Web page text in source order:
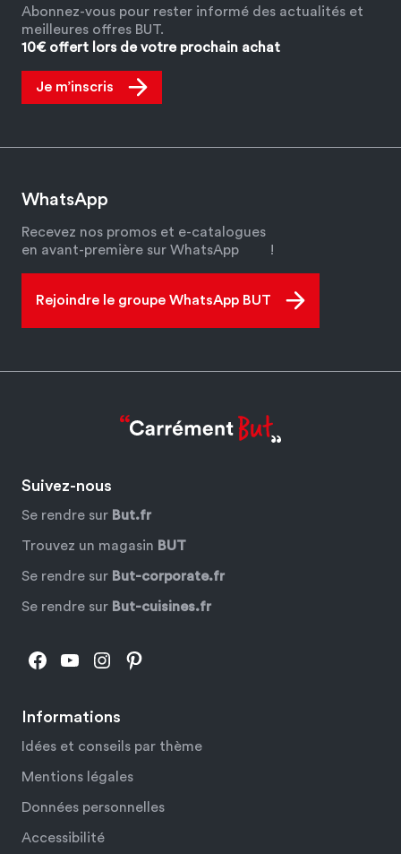
Abonnez-vous pour rester informé des actualités et
meilleures offres BUT.
10€ offert lors de votre prochain achat
Je m’inscris
WhatsApp
Recevez nos promos et e-catalogues
en avant-première sur WhatsApp
!
Rejoindre le groupe WhatsApp BUT
Informations
Idées et conseils par thème
Mentions légales
Données personnelles
Accessibilité
Suivez-nous
Se rendre sur But.fr
Trouvez un magasin BUT
Se rendre sur But-corporate.fr
Se rendre sur But-cuisines.fr
Facebook
YouTube
Instagram
Pinterest